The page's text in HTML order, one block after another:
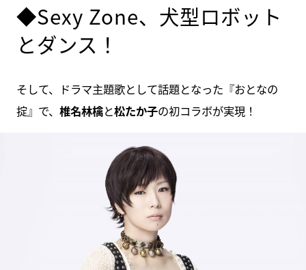
◆Sexy Zone、犬型ロボット
とダンス！
そして、ドラマ主題歌として話題となった『おとなの
掟』で、 椎名林檎と松たか子の初コラボが実現！